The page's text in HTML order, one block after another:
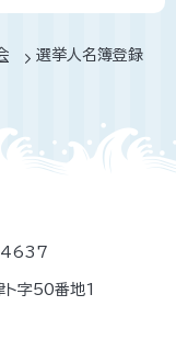
選挙人名簿登録
字50番地1